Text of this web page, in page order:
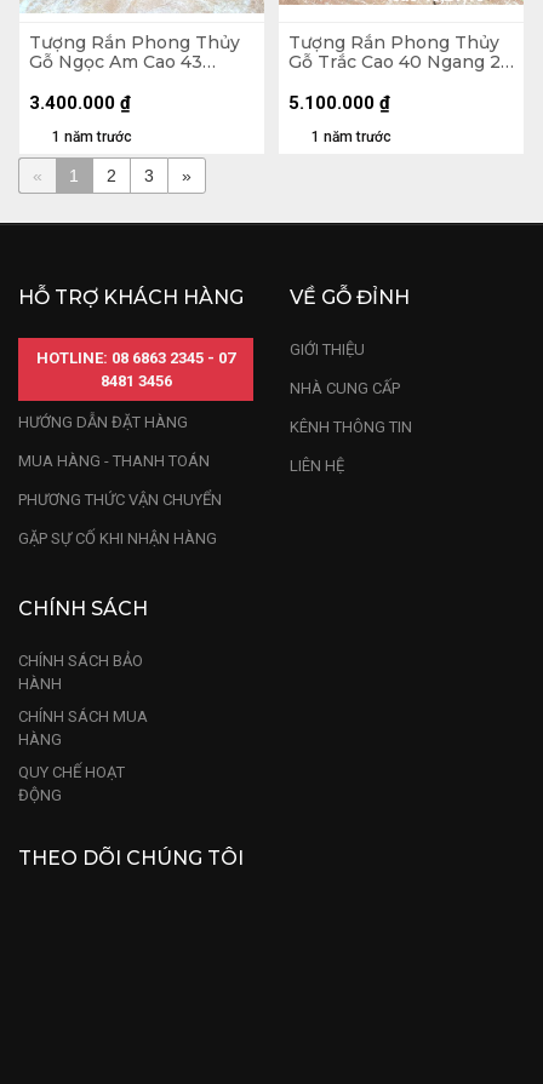
Tượng Rắn Phong Thủy
Gỗ Ngọc Am Cao 43
1 năm trước
3.400.000 ₫
Tượng Rắn Phong Thủy
Gỗ Trắc Cao 40 Ngang 21
1 năm trước
5.100.000 ₫
« 1 2 3 »
HỖ TRỢ KHÁCH HÀNG
HOTLINE: 08 6863 2345 - 07
8481 3456
HƯỚNG DẪN ĐẶT HÀNG
MUA HÀNG - THANH TOÁN
PHƯƠNG THỨC VẬN CHUYỂN
GẶP SỰ CỐ KHI NHẬN HÀNG
VỀ GỖ ĐỈNH
GIỚI THIỆU
NHÀ CUNG CẤP
KÊNH THÔNG TIN
LIÊN HỆ
CHÍNH SÁCH
CHÍNH SÁCH BẢO
HÀNH
CHÍNH SÁCH MUA
HÀNG
QUY CHẾ HOẠT
ĐỘNG
THEO DÕI CHÚNG TÔI